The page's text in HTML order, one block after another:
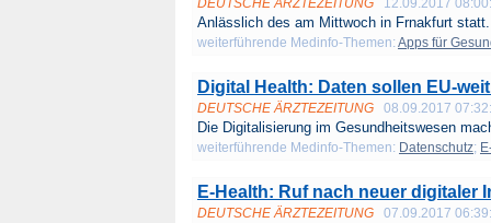
DEUTSCHE ÄRZTEZEITUNG 12.09.2017
Anlässlich des am Mittwoch in Frnakfurt
weiterführende Medinfo-Themen: Apps für
Digital Health: Daten sollen EU-
DEUTSCHE ÄRZTEZEITUNG 08.09.2017
Die Digitalisierung im Gesundheitswesen
weiterführende Medinfo-Themen: Datenschutz;
E-Health: Ruf nach neuer digitaler
DEUTSCHE ÄRZTEZEITUNG 07.09.2017